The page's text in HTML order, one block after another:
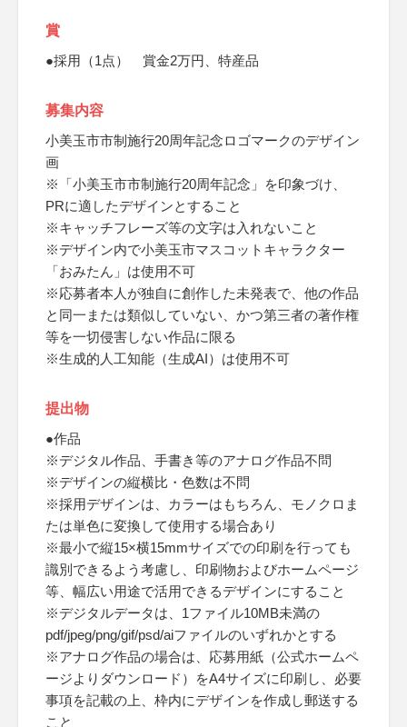
賞
●採用（1点） 賞金2万円、特産品
募集内容
小美玉市市制施行20周年記念ロゴマークのデザイン
画
※「小美玉市市制施行20周年記念」を印象づけ、
PRに適したデザインとすること
※キャッチフレーズ等の文字は入れないこと
※デザイン内で小美玉市マスコットキャラクター
「おみたん」は使用不可
※応募者本人が独自に創作した未発表で、他の作品
と同一または類似していない、かつ第三者の著作権
等を一切侵害しない作品に限る
※生成的人工知能（生成AI）は使用不可
提出物
●作品
※デジタル作品、手書き等のアナログ作品不問
※デザインの縦横比・色数は不問
※採用デザインは、カラーはもちろん、モノクロま
たは単色に変換して使用する場合あり
※最小で縦15×横15mmサイズでの印刷を行っても
識別できるよう考慮し、印刷物およびホームページ
等、幅広い用途で活用できるデザインにすること
※デジタルデータは、1ファイル10MB未満の
pdf/jpeg/png/gif/psd/aiファイルのいずれかとする
※アナログ作品の場合は、応募用紙（公式ホームペ
ージよりダウンロード）をA4サイズに印刷し、必要
事項を記載の上、枠内にデザインを作成し郵送する
こと